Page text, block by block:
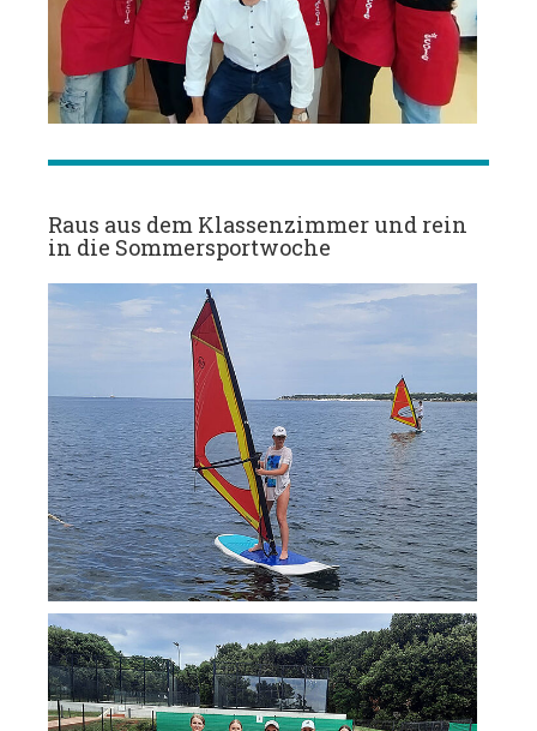
Raus aus dem Klassenzimmer und rein
in die Sommersportwoche